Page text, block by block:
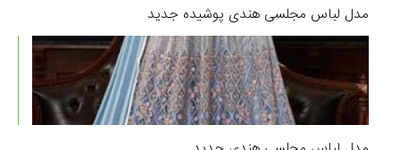
مدل لباس مجلسی هندی پوشیده جدید